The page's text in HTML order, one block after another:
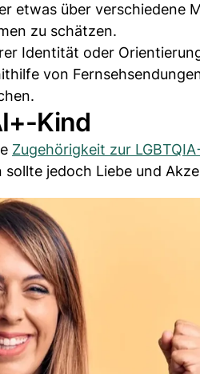
etwas über verschiedene
zu schätzen.
Identität oder
von
Kind
Zugehörigkeit zur
jedoch Liebe und